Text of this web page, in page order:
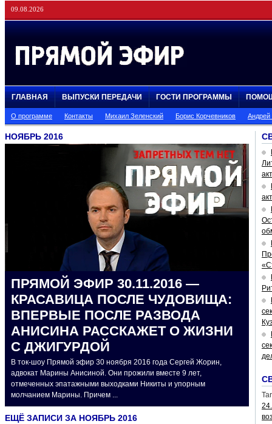
09.08.2026
ГЛАВНАЯ ВЫПУСКИ ПЕРЕДАЧИ ГОСТИ ПРОГРАММЫ
О программе Контакты Михаил Зеленский Борис Корчевников
НОЯБРЬ 2016
ПРЯМОЙ ЭФИР 30.11.2016 —
КРАСАВИЦА ПОСЛЕ ЧУДОВИЩА:
ВПЕРВЫЕ ПОСЛЕ РАЗВОДА
АНИСИНА РАССКАЖЕТ О ЖИЗНИ
С ДЖИГУРДОЙ
В ток-шоу Прямой эфир 30 ноября 2016 года Сергей Жорин,
адвокат Марины Анисиной. Они прожили вместе 9 лет,
отмеченных эпатажными выходками Никиты и упорным
молчанием Марины. Причем ...
ЕЩЁ ЗАПИСИ ЗА НОЯБРЬ 2016